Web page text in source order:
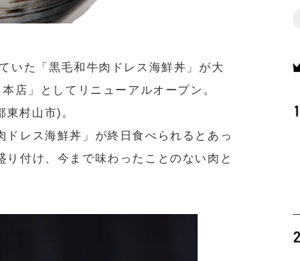
いた「黒毛和牛肉ドレス海鮮丼」が大
店」としてリニューアルオープン。
村山市)。
レス海鮮丼」が終日食べられるとあっ
付け、今まで味わったことのない肉と